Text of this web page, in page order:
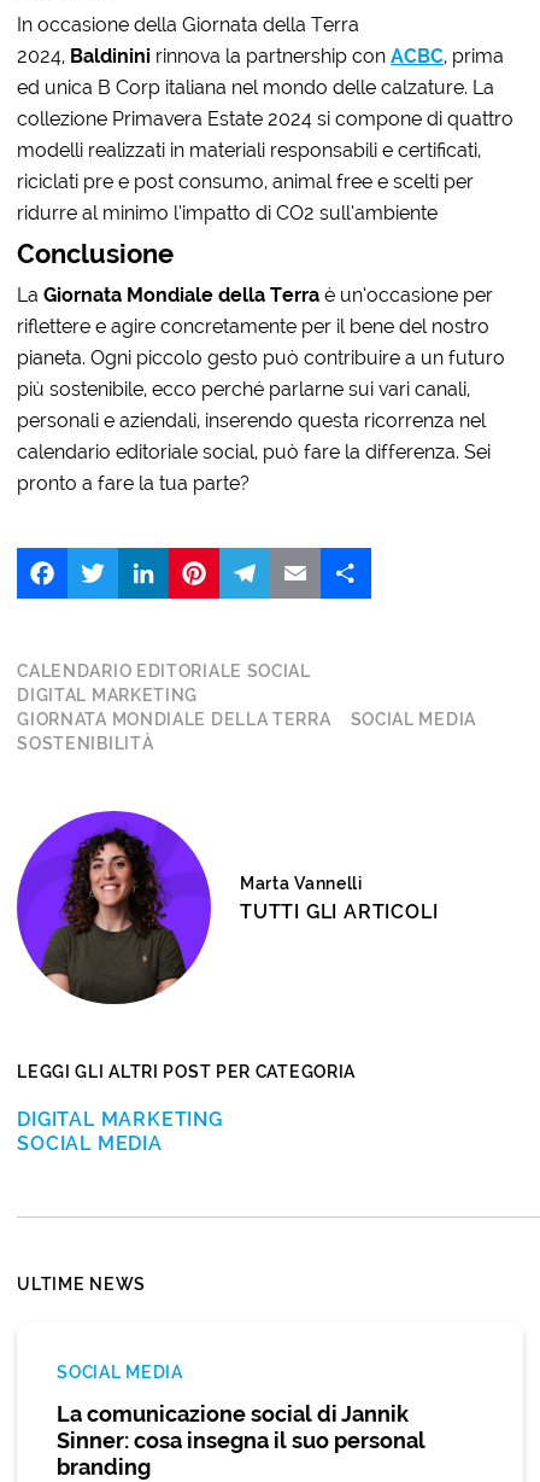
In occasione della Giornata della Terra
2024, Baldinini rinnova la partnership conACBC, prima
ed unica B Corp italiana nel mondo delle calzature. La
collezione Primavera Estate 2024 si compone di quattro
modelli realizzati in materiali responsabili e certificati,
riciclati pre e post consumo, animal free e scelti per
ridurre al minimo l’impatto di CO2 sull’ambiente
Conclusione
LaGiornata Mondiale della Terra è un’occasione per
riflettere e agire concretamente per il bene del nostro
pianeta. Ogni piccolo gesto può contribuire a un futuro
più sostenibile, ecco perché parlarne sui vari canali,
personali e aziendali, inserendo questa ricorrenza nel
calendario editoriale social, può fare la differenza. Sei
pronto a fare la tua parte?
LinkedIn
CALENDARIO EDITORIALE SOCIAL
DIGITAL MARKETING
GIORNATA MONDIALE DELLA TERRA
SOCIAL MEDIA
SOSTENIBILITÀ
Marta Vannelli
TUTTI GLI ARTICOLI
LEGGI GLI ALTRI POST PER CATEGORIA
DIGITAL MARKETING
SOCIAL MEDIA
ULTIME NEWS
SOCIAL MEDIA
La comunicazione social di Jannik
Sinner: cosa insegna il suo personal
branding